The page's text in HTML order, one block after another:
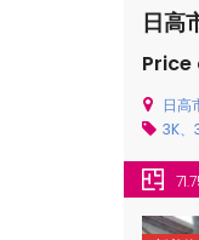
日高
Price
日高
3K、